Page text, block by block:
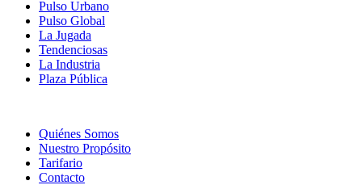
Pulso Urbano
Pulso Global
La Jugada
Tendenciosas
La Industria
Plaza Pública
Quiénes Somos
Nuestro Propósito
Tarifario
Contacto